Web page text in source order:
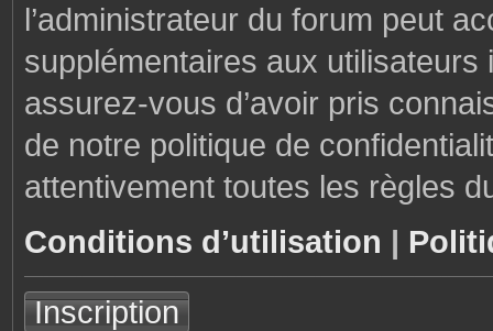
l’administrateur du forum peut
supplémentaires aux
assurez-vous d’avoir pris
de notre politique de
attentivement toutes les règles
Conditions d’utilisation |
Inscription